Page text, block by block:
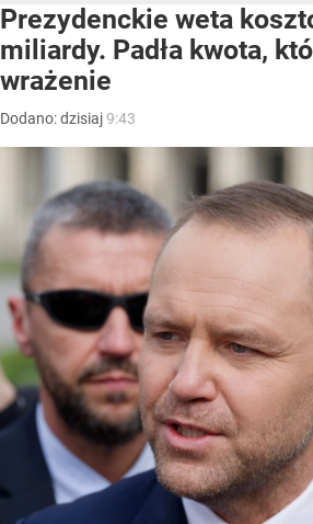
Prezydenckie weta
miliardy. Padła kwota,
wrażenie
Dodano:dzisiaj9:43